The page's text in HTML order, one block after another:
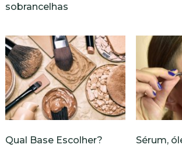
sobrancelhas
Qual Base Escolher?
Sérum,